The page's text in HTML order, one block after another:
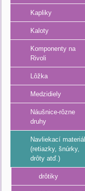
Kapliky
Kaloty
Komponenty na
Rivoli
Lôžka
Medzidiely
Náušnice-rôzne
druhy
Navliekací materiál
(retiazky, šnúrky,
drôty atď.)
drôtiky